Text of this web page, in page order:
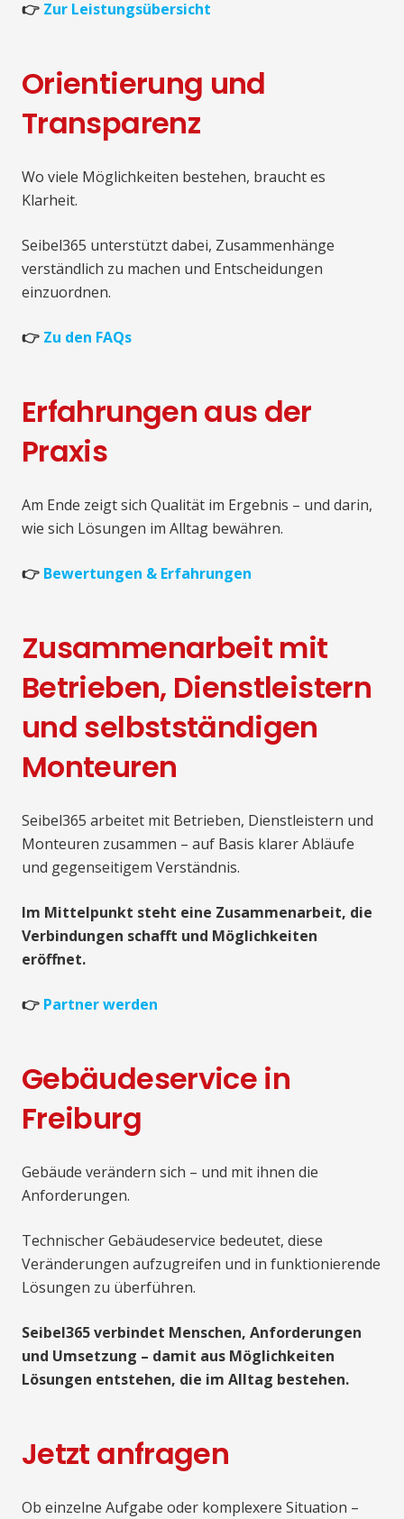
👉 Zur Leistungsübersicht
Orientierung und
Transparenz
Wo viele Möglichkeiten bestehen, braucht es
Klarheit.
Seibel365 unterstützt dabei, Zusammenhänge
verständlich zu machen und Entscheidungen
einzuordnen.
👉 Zu den FAQs
Erfahrungen aus der
Praxis
Am Ende zeigt sich Qualität im Ergebnis – und darin,
wie sich Lösungen im Alltag bewähren.
👉 Bewertungen & Erfahrungen
Zusammenarbeit mit
Betrieben, Dienstleistern
und selbstständigen
Monteuren
Seibel365 arbeitet mit Betrieben, Dienstleistern und
Monteuren zusammen – auf Basis klarer Abläufe
und gegenseitigem Verständnis.
Im Mittelpunkt steht eine Zusammenarbeit, die
Verbindungen schafft und Möglichkeiten
eröffnet.
👉 Partner werden
Gebäudeservice in
Freiburg
Gebäude verändern sich – und mit ihnen die
Anforderungen.
Technischer Gebäudeservice bedeutet, diese
Veränderungen aufzugreifen und in funktionierende
Lösungen zu überführen.
Seibel365 verbindet Menschen, Anforderungen
und Umsetzung – damit aus Möglichkeiten
Lösungen entstehen, die im Alltag bestehen.
Jetzt anfragen
Ob einzelne Aufgabe oder komplexere Situation –